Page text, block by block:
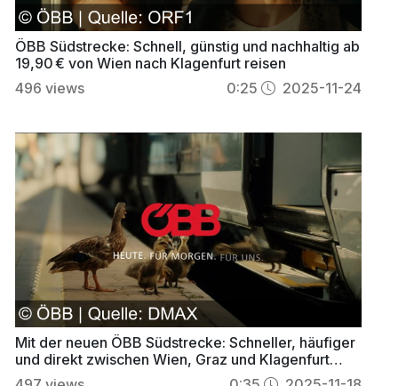
ÖBB Südstrecke: Schnell, günstig und nachhaltig ab
19,90 € von Wien nach Klagenfurt reisen
496 views 0:25 2025-11-24
Mit der neuen ÖBB Südstrecke: Schneller, häufiger
und direkt zwischen Wien, Graz und Klagenfurt
reisen